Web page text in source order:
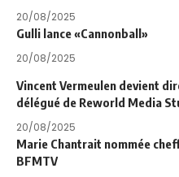
20/08/2025
Gulli lance «Cannonball»
20/08/2025
Vincent Vermeulen devient
délégué de Reworld Media
20/08/2025
Marie Chantrait nommée
BFMTV